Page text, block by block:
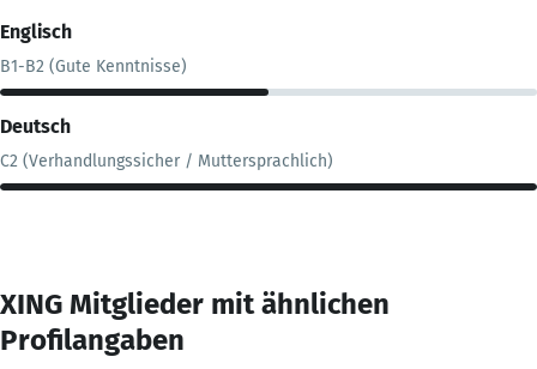
Englisch
B1-B2 (Gute Kenntnisse)
Deutsch
C2 (Verhandlungssicher / Muttersprachlich)
XING Mitglieder mit ähnlichen
Profilangaben